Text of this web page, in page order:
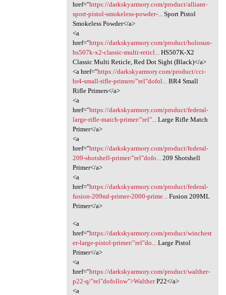
href="https://darkskyarmory.com/product/alliant-
sport-pistol-smokeless-powder-...Sport Pistol
Smokeless Powder</a>
<a
href="https://darkskyarmory.com/product/holosun-
hs507k-x2-classic-multi-reticl...HS507K-X2
Classic Multi Reticle, Red Dot Sight (Black)</a>
<a href="https://darkskyarmory.com/product/cci-
br4-small-rifle-primers/"rel"dofol...BR4 Small
Rifle Primers</a>
<a
href="https://darkskyarmory.com/product/federal-
large-rifle-match-primer/"rel"...Large Rifle Match
Primer</a>
<a
href="https://darkskyarmory.com/product/federal-
209-shotshell-primer/"rel"dofo...209 Shotshell
Primer</a>
<a
href="https://darkskyarmory.com/product/federal-
fusion-209ml-primer-2000-prime...Fusion 209ML
Primer</a>
<a
href="https://darkskyarmory.com/product/winchest
er-large-pistol-primer/"rel"do...
Large Pistol
Primer</a>
<a
href="https://darkskyarmory.com/product/walther-
p22-q/"rel"dofollow">WaltherP22</a>
<a